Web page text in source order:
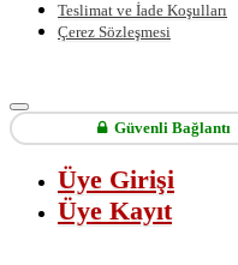
Teslimat ve İade Koşulları
Çerez Sözleşmesi
Güvenli Bağlantı
Üye Girişi
Üye Kayıt